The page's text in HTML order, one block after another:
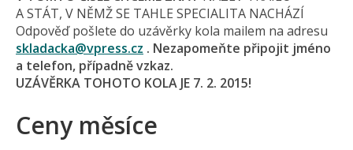
A STÁT, V NĚMŽ SE TAHLE SPECIALITA NACHÁZÍ
Odpověď pošlete do uzávěrky kola mailem na adresu
skladacka@vpress.cz . Nezapomeňte připojit jméno
a telefon, případně vzkaz.
UZÁVĚRKA TOHOTO KOLA JE 7. 2. 2015!
Ceny měsíce